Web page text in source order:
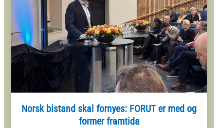
Norsk bistand skal fornyes: FORUT er med og
former framtida